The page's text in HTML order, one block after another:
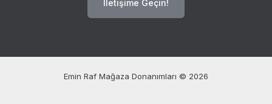
İletişime Geçin!
Emin Raf Mağaza Donanımları © 2026